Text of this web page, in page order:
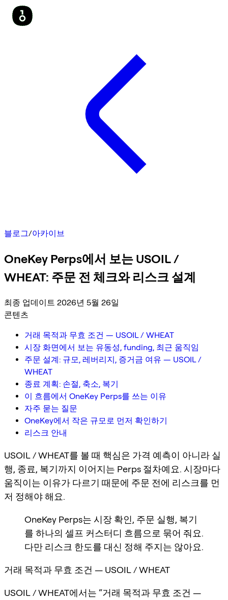
블로그/아카이브
OneKey Perps에서 보는 USOIL /
WHEAT: 주문 전 체크와 리스크 설계
최종 업데이트 2026년 5월 26일
콘텐츠
거래 목적과 무효 조건 — USOIL / WHEAT
시장 화면에서 보는 유동성, funding, 최근 움직임
주문 설계: 규모, 레버리지, 증거금 여유 — USOIL /
WHEAT
종료 계획: 손절, 축소, 복기
이 흐름에서 OneKey Perps를 쓰는 이유
자주 묻는 질문
OneKey에서 작은 규모로 먼저 확인하기
리스크 안내
USOIL / WHEAT를 볼 때 핵심은 가격 예측이 아니라 실
행, 종료, 복기까지 이어지는 Perps 절차예요. 시장마다
움직이는 이유가 다르기 때문에 주문 전에 리스크를 먼
저 정해야 해요.
OneKey Perps는 시장 확인, 주문 실행, 복기
를 하나의 셀프 커스터디 흐름으로 묶어 줘요.
다만 리스크 한도를 대신 정해 주지는 않아요.
거래 목적과 무효 조건 — USOIL / WHEAT
USOIL / WHEAT에서는 “거래 목적과 무효 조건 —